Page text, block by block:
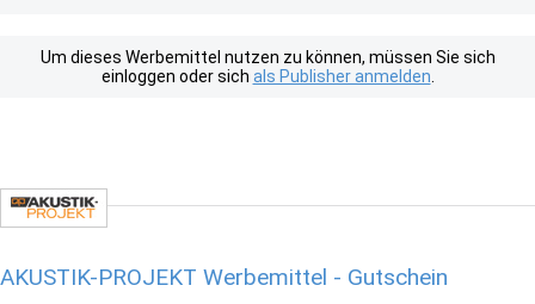
Um dieses Werbemittel nutzen zu können, müssen Sie sich
einloggen oder sich als Publisher anmelden
AKUSTIK-PROJEKT Werbemittel - Gutschein